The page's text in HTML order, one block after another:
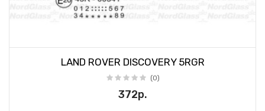
LAND ROVER DISCOVERY 5RGR
(0)
372р.